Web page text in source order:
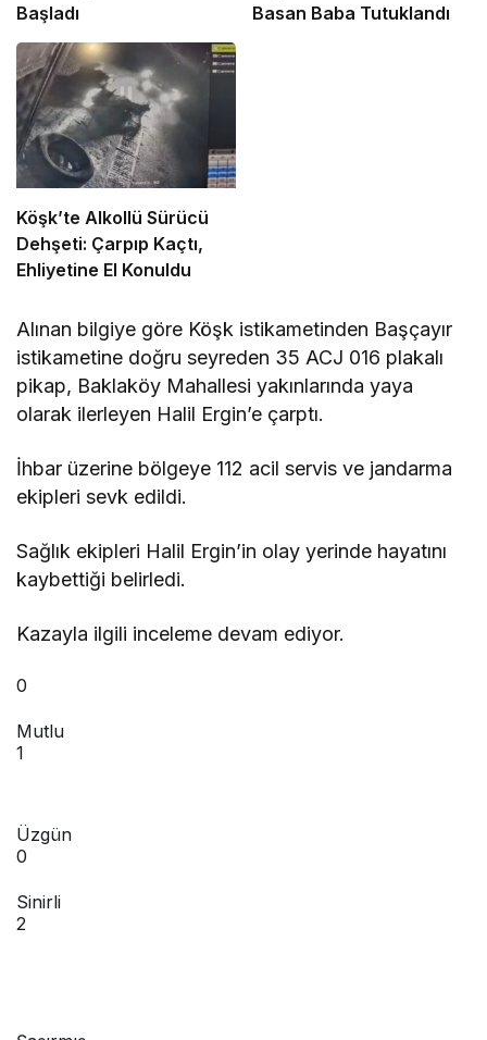
Başladı
Basan Baba Tutuklandı
Köşk’te Alkollü Sürücü
Dehşeti: Çarpıp Kaçtı,
Ehliyetine El Konuldu
Alınan bilgiye göre Köşk istikametinden Başçayır
istikametine doğru seyreden 35 ACJ 016 plakalı
pikap, Baklaköy Mahallesi yakınlarında yaya
olarak ilerleyen Halil Ergin’e çarptı.
İhbar üzerine bölgeye 112 acil servis ve jandarma
ekipleri sevk edildi.
Sağlık ekipleri Halil Ergin’in olay yerinde hayatını
kaybettiği belirledi.
Kazayla ilgili inceleme devam ediyor.
0
Mutlu
1
Üzgün
0
Sinirli
2